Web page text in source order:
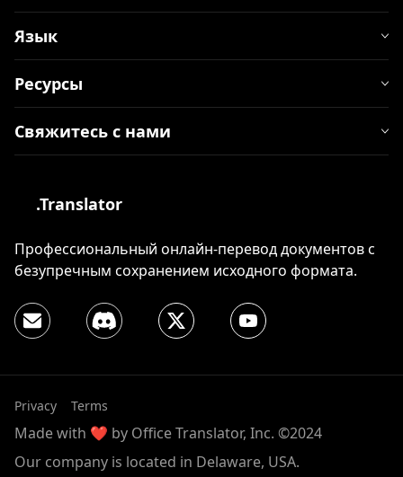
Язык
Ресурсы
Свяжитесь с нами
.Translator
Профессиональный онлайн-перевод документов с
безупречным сохранением исходного формата.
Privacy Terms
Made with ❤️ by Office Translator, Inc. ©2024
Our company is located in Delaware, USA.